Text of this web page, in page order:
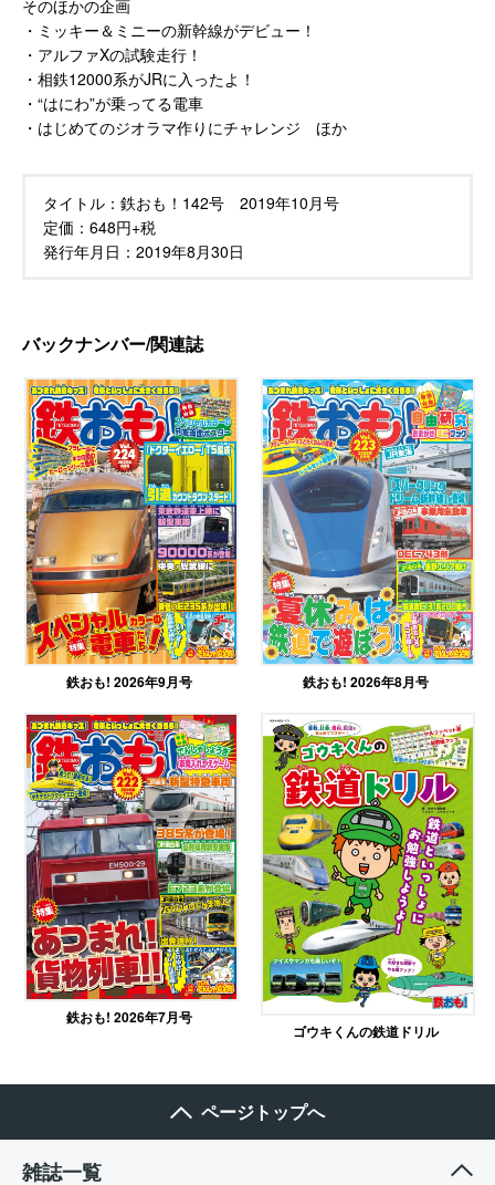
そのほかの企画
・ミッキー＆ミニーの新幹線がデビュー！
・アルファXの試験走行！
・相鉄12000系がJRに入ったよ！
・“はにわ”が乗ってる電車
・はじめてのジオラマ作りにチャレンジ ほか
タイトル： 鉄おも！142号 2019年10月号
定価： 648円+税
発行年月日： 2019年8月30日
バックナンバー/関連誌
鉄おも! 2026年9月号 鉄おも! 2026年8月号
鉄おも! 2026年7月号
ゴウキくんの鉄道ドリル
ページトップへ
雑誌一覧